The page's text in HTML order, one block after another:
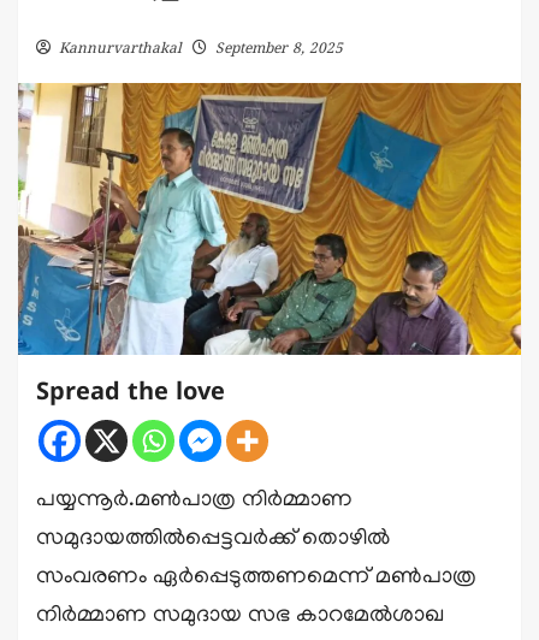
Kannurvarthakal September 8, 2025
Spread the love
പയ്യന്നൂർ.മൺപാത്ര നിർമ്മാണ
സമുദായത്തിൽപ്പെട്ടവർക്ക് തൊഴിൽ
സംവരണം ഏർപ്പെടുത്തണമെന്ന് മൺപാത്ര
നിർമ്മാണ സമുദായ സഭ കാറമേൽശാഖ